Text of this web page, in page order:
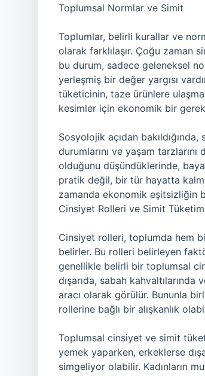
Toplumsal Normlar ve Simit
Toplumlar, belirli kurallar ve
olarak farklılaşır. Çoğu zaman
bu durum, sadece geleneksel
yerleşmiş bir değer yargısı
tüketicinin, taze ürünlere
kesimler için ekonomik bir
Sosyolojik açıdan
durumlarını ve yaşam
olduğunu düşündüklerinde,
pratik değil, bir tür hayatta
zamanda ekonomik eşitsizliğin
Cinsiyet Rolleri ve Simit
Cinsiyet rolleri, toplumda hem
belirler. Bu rolleri belirleyen
genellikle belirli bir toplumsal
dışarıda, sabah
aracı olarak görülür. Bununla
rollerine bağlı bir alışkanlık
Toplumsal cinsiyet ve simit
yemek yaparken, erkeklerse
simgeliyor olabilir. Kadınların